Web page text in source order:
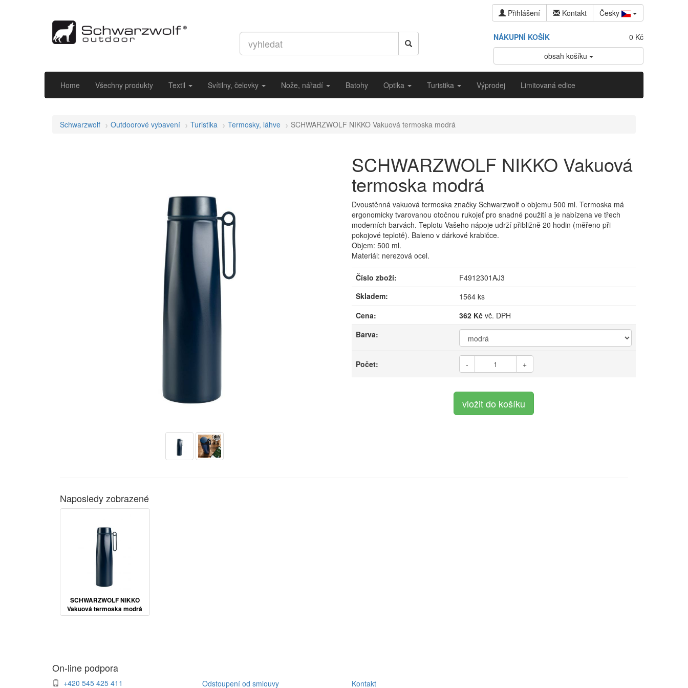
Přihlášení Kontakt Česky
0 Kč
NÁKUPNÍ KOŠÍK
obsah košíku
Home Všechny produkty Textil Svítilny, čelovky Nože, nářadí Batohy Optika Turistika Výprodej Limitovaná edice
Schwarzwolf Outdoorové vybavení Turistika Termosky, láhve SCHWARZWOLF NIKKO Vakuová termoska modrá
SCHWARZWOLF NIKKO Vakuová
termoska modrá
Dvoustěnná vakuová termoska značky Schwarzwolf o objemu 500 ml. Termoska má
ergonomicky tvarovanou otočnou rukojeť pro snadné použití a je nabízena ve třech
moderních barvách. Teplotu Vašeho nápoje udrží přibližně 20 hodin (měřeno při
pokojové teplotě). Baleno v dárkové krabičce.
Objem: 500 ml.
Materiál: nerezová ocel.
Číslo zboží:
F4912301AJ3
Skladem:
1564 ks
Cena:
362 Kč vč. DPH
Barva:
Počet: - +
Naposledy zobrazené
SCHWARZWOLF NIKKO
Vakuová termoska modrá
On-line podpora
+420 545 425 411
Odstoupení od smlouvy Kontakt